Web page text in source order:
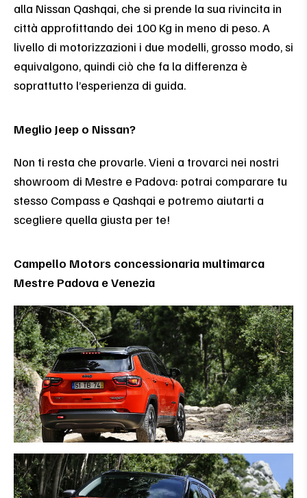
alla Nissan Qashqai, che si prende la sua rivincita in
città approfittando dei 100 Kg in meno di peso. A
livello di motorizzazioni i due modelli, grosso modo, si
equivalgono, quindi ciò che fa la differenza è
soprattutto l’esperienza di guida.
Meglio Jeep o Nissan?
Non ti resta che provarle. Vieni a trovarci nei nostri
showroom di Mestre e Padova: potrai comparare tu
stesso Compass e Qashqai e potremo aiutarti a
scegliere quella giusta per te!
Campello Motors concessionaria multimarca
Mestre Padova e Venezia